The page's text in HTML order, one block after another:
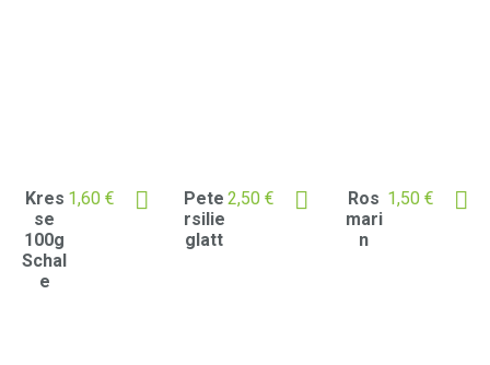
Kres
se
100g
Schal
e
1,60 €
Pete
rsilie
glatt
2,50 €
Ros
mari
n
1,50 €